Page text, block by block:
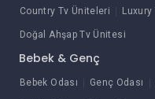
Country Tv Üniteleri Luxury
Doğal Ahşap Tv Ünitesi
Bebek & Genç
Bebek Odası Genç Odası